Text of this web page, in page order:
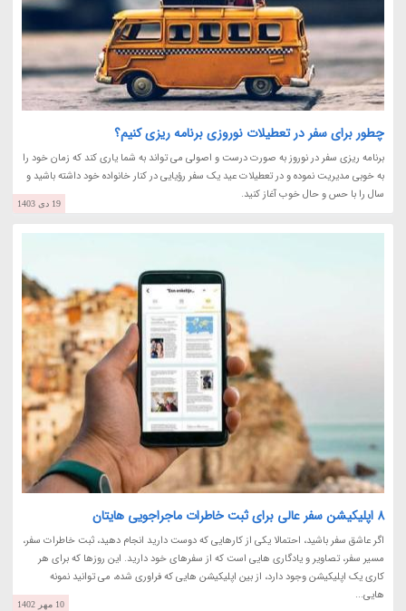
چطور برای سفر در تعطیلات نوروزی برنامه ریزی کنیم؟
برنامه ریزی سفر در نوروز به صورت درست و اصولی می تواند به شما یاری کند که زمان خود را
به خوبی مدیریت نموده و در تعطیلات عید یک سفر رؤیایی در کنار خانواده خود داشته باشید و
سال را با حس و حال خوب آغاز کنید.
19 دی 1403
8 اپلیکیشن سفر عالی برای ثبت خاطرات ماجراجویی هایتان
اگر عاشق سفر باشید، احتمالا یکی از کارهایی که دوست دارید انجام دهید، ثبت خاطرات سفر،
مسیر سفر، تصاویر و یادگاری هایی است که از سفرهای خود دارید. این روزها که برای هر
کاری یک اپلیکیشن وجود دارد، از بین اپلیکیشن هایی که فراوری شده، می توانید نمونه
هایی...
10 مهر 1402